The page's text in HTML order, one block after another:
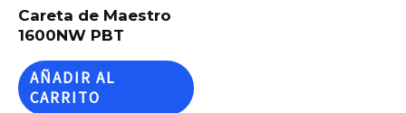
Careta de Maestro
1600NW PBT
AÑADIR AL
CARRITO